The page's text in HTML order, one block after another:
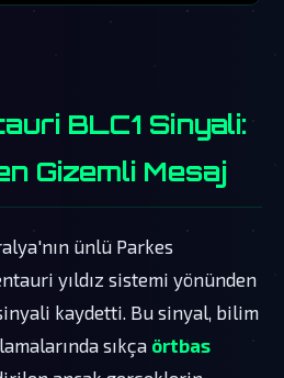
BLC1 Sinyali:
Gizemli Mesaj
ünlü Parkes
yıldız sistemi yönünden
kaydetti. Bu sinyal, bilim
sıkça örtbas